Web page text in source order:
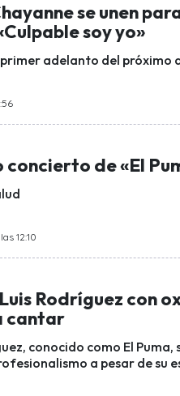
se unen
soy yo»
adelanto del próximo
concierto de «El
12:10
Rodríguez con
cantar
conocido como El Puma,
a pesar de su